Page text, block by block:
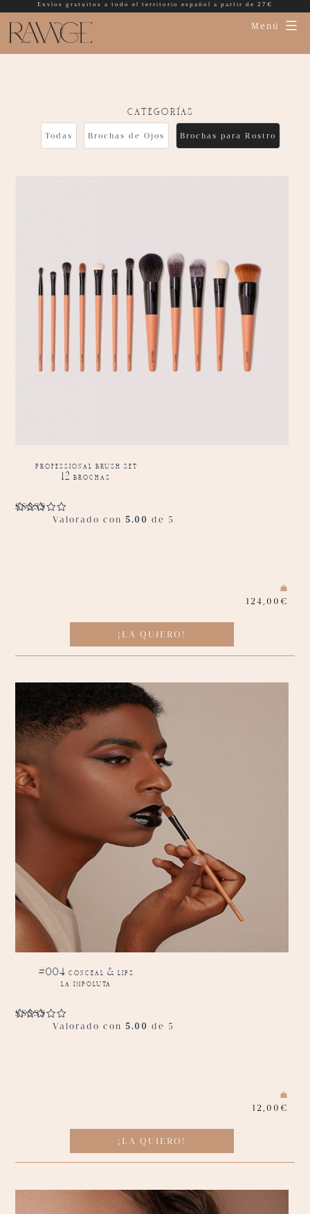
Menú
Envíos gratuitos a todo el territorio español a partir de 27€
categorías
Todas Brochas de Ojos Brochas para Rostro
professional brush set
12 brochas
Valorado con 5.00 de 5
124,00 €
¡LA QUIERO!
#004 conceal & lips
la impoluta
Valorado con 5.00 de 5
12,00 €
¡LA QUIERO!